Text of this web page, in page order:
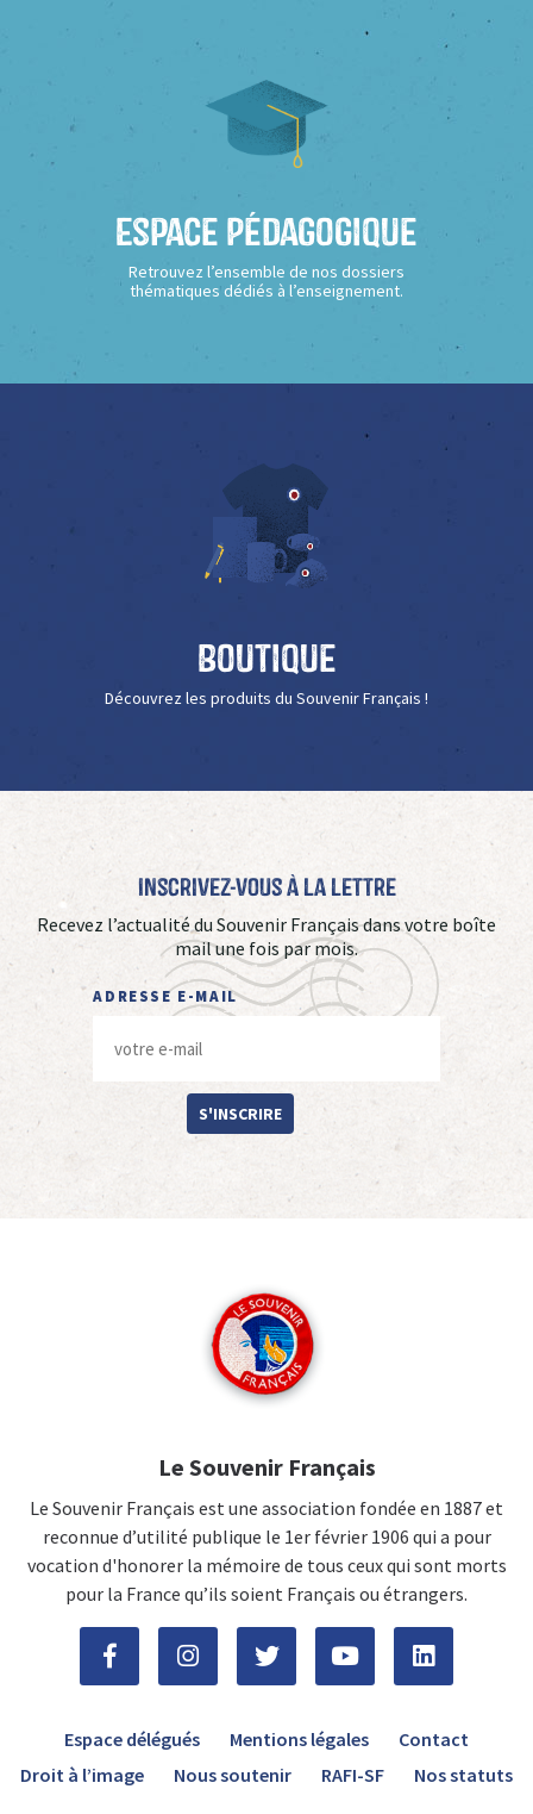
Espace Pédagogique
Retrouvez l’ensemble de nos dossiers
thématiques dédiés à l’enseignement.
Boutique
Découvrez les produits du Souvenir Français !
Inscrivez-vous à La Lettre
Recevez l’actualité du Souvenir Français dans votre boîte
mail une fois par mois.
ADRESSE E-MAIL
S'INSCRIRE
Le Souvenir Français
Le Souvenir Français est une association fondée en 1887 et
reconnue d’utilité publique le 1er février 1906 qui a pour
vocation d'honorer la mémoire de tous ceux qui sont morts
pour la France qu’ils soient Français ou étrangers.
Espace délégués Mentions légales
Contact
Droit à l’image
Nous soutenir RAFI-SF Nos statuts